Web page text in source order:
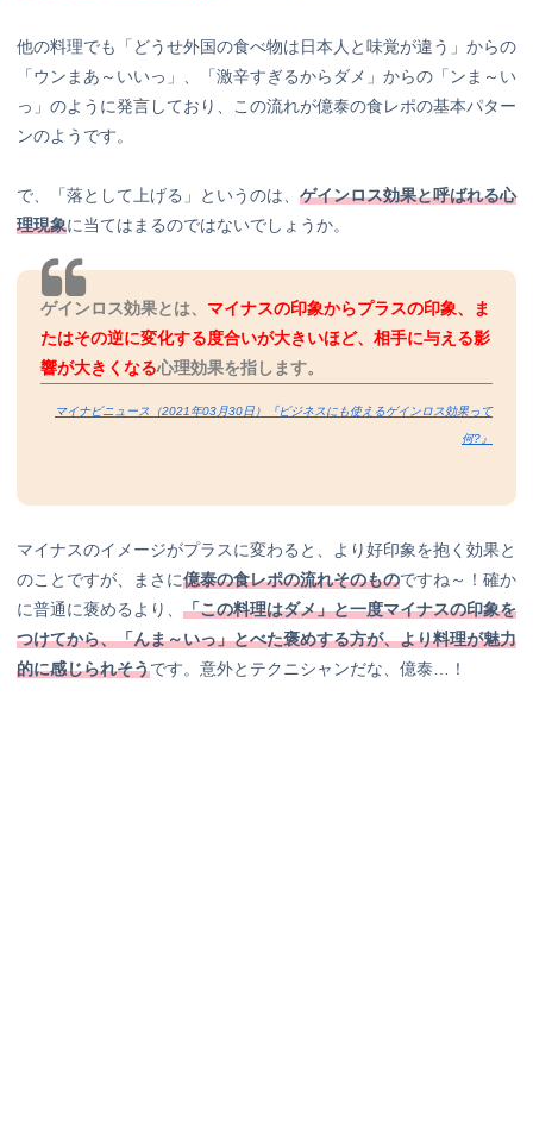
他の料理でも「どうせ外国の食べ物は日本人と味覚が違う」からの
「ウンまあ～いいっ」、「激辛すぎるからダメ」からの「ンま～い
っ」のように発言しており、この流れが億泰の食レポの基本パター
ンのようです。
で、「落として上げる」というのは、 ゲインロス効果と呼ばれる心
理現象に当てはまるのではないでしょうか。
ゲインロス効果とは、 マイナスの印象からプラスの印象、ま
たはその逆に変化する度合いが大きいほど、相手に与える影
響が大きくなる心理効果を指します。
マイナビニュース（2021年03月30日）『ビジネスにも使えるゲインロス効果って
何?』
マイナスのイメージがプラスに変わると、より好印象を抱く効果と
のことですが、まさに億泰の食レポの流れそのものですね～！確か
に普通に褒めるより、 「この料理はダメ」と一度マイナスの印象を
つけてから、「んま～いっ」とべた褒めする方が、より料理が魅力
的に感じられそうです。意外とテクニシャンだな、億泰…！